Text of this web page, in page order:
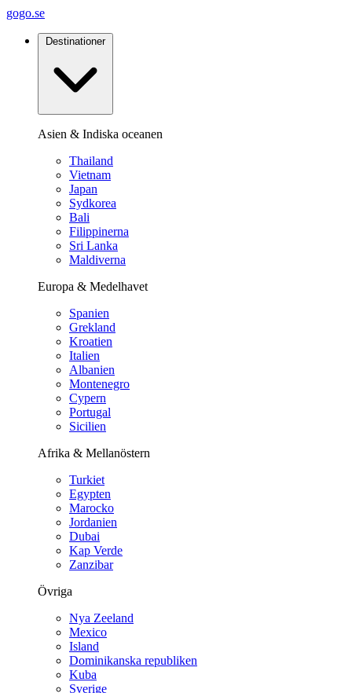
gogo.se
Destinationer
Asien & Indiska oceanen
Thailand
Vietnam
Japan
Sydkorea
Bali
Filippinerna
Sri Lanka
Maldiverna
Europa & Medelhavet
Spanien
Grekland
Kroatien
Italien
Albanien
Montenegro
Cypern
Portugal
Sicilien
Afrika & Mellanöstern
Turkiet
Egypten
Marocko
Jordanien
Dubai
Kap Verde
Zanzibar
Övriga
Nya Zeeland
Mexico
Island
Dominikanska republiken
Kuba
Sverige